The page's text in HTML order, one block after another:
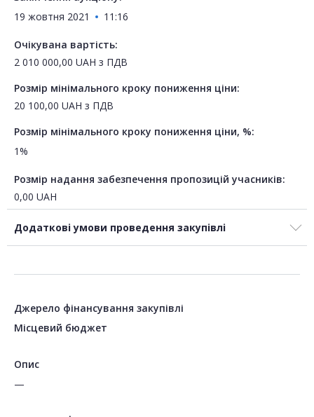
19 жовтня 2021
11:16
Очікувана вартість:
2 010 000,00 UAH з ПДВ
Розмір мінімального кроку пониження ціни:
20 100,00 UAH з ПДВ
Розмір мінімального кроку пониження ціни, %:
1%
Розмір надання забезпечення пропозицій учасників:
0,00 UAH
Додаткові умови проведення закупівлі
Джерело фінансування закупівлі
Місцевий бюджет
Опис
—